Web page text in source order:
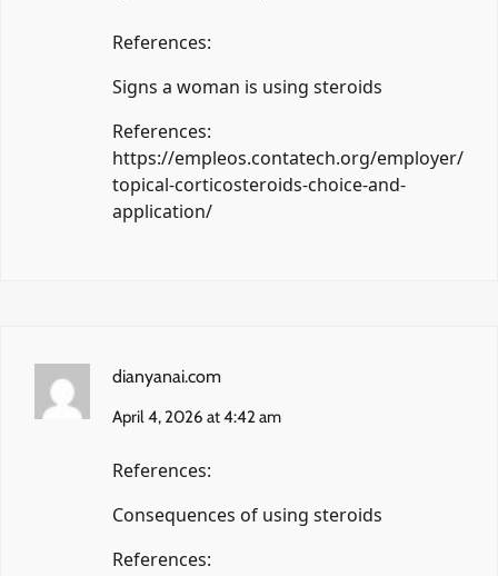
References:
Signs a woman is using steroids
References:
https://empleos.contatech.org/employer/
topical-corticosteroids-choice-and-
application/
dianyanai.com
April 4, 2026 at 4:42 am
References:
Consequences of using steroids
References: